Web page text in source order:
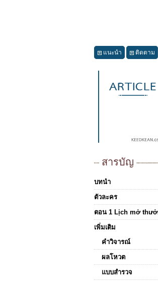
แนะนำ ติดตาม
สารบัญ
บทนำ
ตัวละคร
ตอน 1 Lịch mở
เพิ่มเติม
คำวิจารณ์
ผลโหวต
แบบสำรวจ